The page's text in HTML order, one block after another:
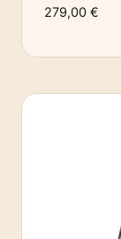
279,00 €